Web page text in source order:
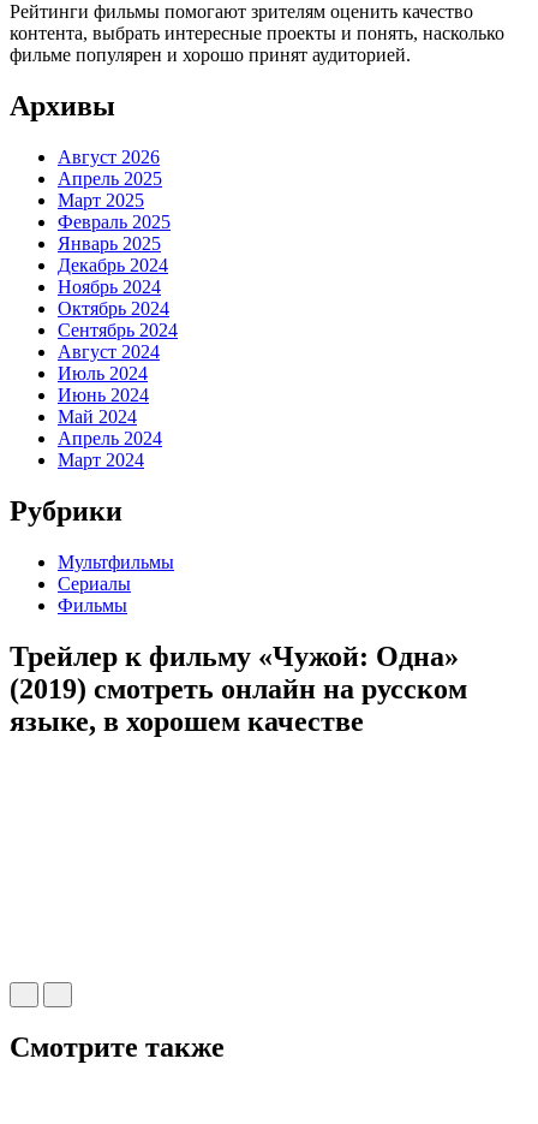
Рейтинги фильмы помогают зрителям оценить качество
контента, выбрать интересные проекты и понять, насколько
фильме популярен и хорошо принят аудиторией.
Архивы
Август 2026
Апрель 2025
Март 2025
Февраль 2025
Январь 2025
Декабрь 2024
Ноябрь 2024
Октябрь 2024
Сентябрь 2024
Август 2024
Июль 2024
Июнь 2024
Май 2024
Апрель 2024
Март 2024
Рубрики
Мультфильмы
Сериалы
Фильмы
Трейлер к фильму «Чужой: Одна»
(2019) cмотреть онлайн на русском
языке, в хорошем качестве
Смотрите также